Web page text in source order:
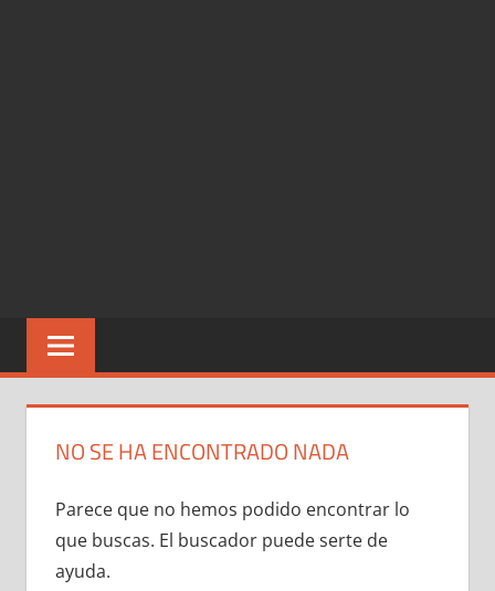
NO SE HA ENCONTRADO NADA
Parece que no hemos podido encontrar lo
que buscas. El buscador puede serte de
ayuda.